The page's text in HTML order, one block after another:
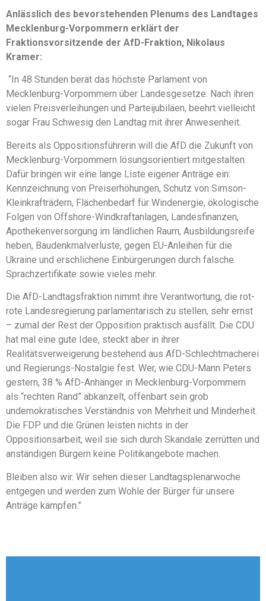
Anlässlich des bevorstehenden Plenums des Landtages
Mecklenburg-Vorpommern erklärt der
Fraktionsvorsitzende der AfD-Fraktion, Nikolaus
Kramer:
“In 48 Stunden berät das höchste Parlament von
Mecklenburg-Vorpommern über Landesgesetze. Nach ihren
vielen Preisverleihungen und Parteijubiläen, beehrt vielleicht
sogar Frau Schwesig den Landtag mit ihrer Anwesenheit.
Bereits als Oppositionsführerin will die AfD die Zukunft von
Mecklenburg-Vorpommern lösungsorientiert mitgestalten.
Dafür bringen wir eine lange Liste eigener Anträge ein:
Kennzeichnung von Preiserhöhungen, Schutz von Simson-
Kleinkrafträdern, Flächenbedarf für Windenergie, ökologische
Folgen von Offshore-Windkraftanlagen, Landesfinanzen,
Apothekenversorgung im ländlichen Raum, Ausbildungsreife
heben, Baudenkmalverluste, gegen EU-Anleihen für die
Ukraine und erschlichene Einbürgerungen durch falsche
Sprachzertifikate sowie vieles mehr.
Die AfD-Landtagsfraktion nimmt ihre Verantwortung, die rot-
rote Landesregierung parlamentarisch zu stellen, sehr ernst
– zumal der Rest der Opposition praktisch ausfällt. Die CDU
hat mal eine gute Idee, steckt aber in ihrer
Realitätsverweigerung bestehend aus AfD-Schlechtmacherei
und Regierungs-Nostalgie fest. Wer, wie CDU-Mann Peters
gestern, 38 % AfD-Anhänger in Mecklenburg-Vorpommern
als “rechten Rand” abkanzelt, offenbart sein grob
undemokratisches Verständnis von Mehrheit und Minderheit.
Die FDP und die Grünen leisten nichts in der
Oppositionsarbeit, weil sie sich durch Skandale zerrütten und
anständigen Bürgern keine Politikangebote machen.
Bleiben also wir. Wir sehen dieser Landtagsplenarwoche
entgegen und werden zum Wohle der Bürger für unsere
Anträge kämpfen.”